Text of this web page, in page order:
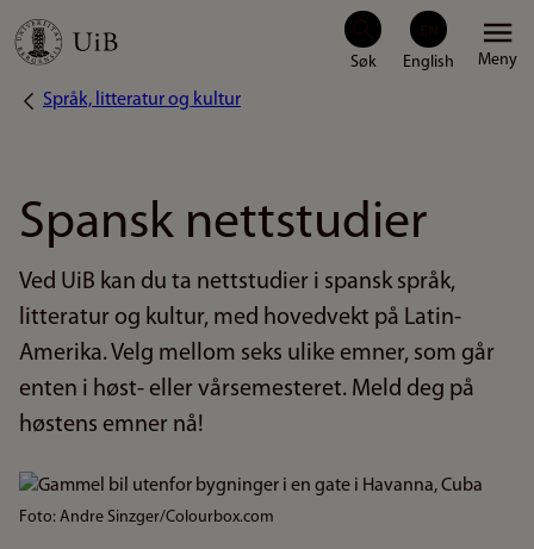
Hopp
hovedinnhold
Meny
Navigasjonssti
Språk, litteratur og kultur
Spansk nettstudier
Ved UiB kan du ta nettstudier i spansk språk,
litteratur og kultur, med hovedvekt på Latin-
Amerika. Velg mellom seks ulike emner, som går
enten i høst- eller vårsemesteret. Meld deg på
høstens emner nå!
Bilde
Foto: Andre Sinzger/Colourbox.com